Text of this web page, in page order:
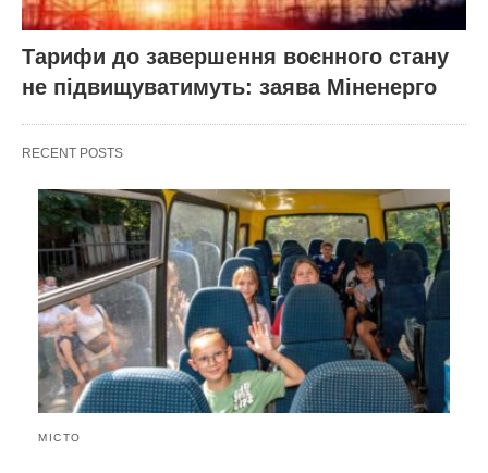
Тарифи до завершення воєнного стану
не підвищуватимуть: заява Міненерго
RECENT POSTS
МІСТО